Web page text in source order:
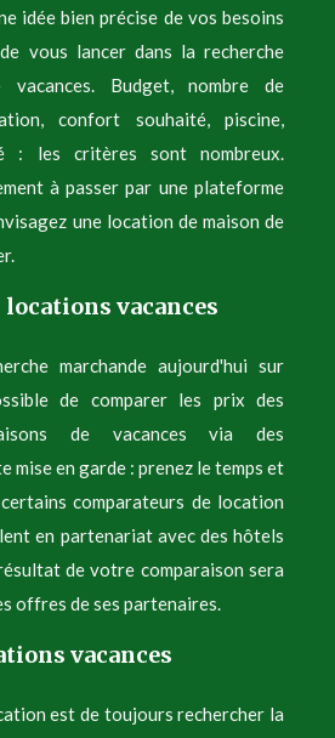
idée bien précise de vos besoins
vous lancer dans la recherche
Budget, nombre de
confort souhaité, piscine,
: les critères sont nombreux.
à passer par une plateforme
une location de maison de
vacances
marchande aujourd'hui sur
de comparer les prix des
de vacances via des
mise en garde : prenez le temps et
comparateurs de location
en partenariat avec des hôtels
de votre comparaison sera
offres de ses partenaires.
vacances
est de toujours rechercher la